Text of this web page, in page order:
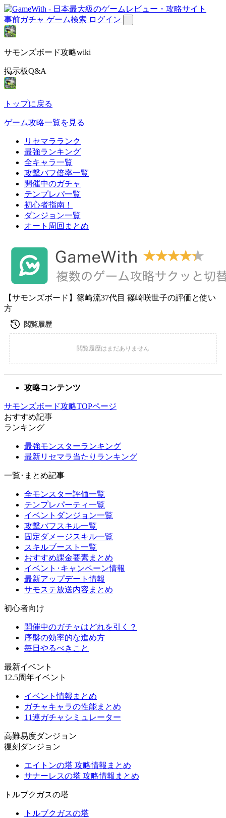
事前ガチャ ゲーム検索 ログイン
サモンズボード攻略wiki
掲示板Q&A
トップに戻る
ゲーム攻略一覧を見る
リセマラランク
最強ランキング
全キャラ一覧
攻撃バフ倍率一覧
開催中のガチャ
テンプレパ一覧
初心者指南！
ダンジョン一覧
オート周回まとめ
【サモンズボード】篠崎流37代目 篠崎咲世子の評価と使い
方
攻略コンテンツ
サモンズボード攻略TOPページ
おすすめ記事
ランキング
最強モンスターランキング
最新リセマラ当たりランキング
一覧･まとめ記事
全モンスター評価一覧
テンプレパーティ一覧
イベントダンジョン一覧
攻撃バフスキル一覧
固定ダメージスキル一覧
スキルブースト一覧
おすすめ課金要素まとめ
イベント･キャンペーン情報
最新アップデート情報
サモステ放送内容まとめ
初心者向け
開催中のガチャはどれを引く？
序盤の効率的な進め方
毎日やるべきこと
最新イベント
12.5周年イベント
イベント情報まとめ
ガチャキャラの性能まとめ
11連ガチャシミュレーター
高難易度ダンジョン
復刻ダンジョン
エイトンの塔 攻略情報まとめ
サナーレスの塔 攻略情報まとめ
トルブクガスの塔
トルブクガスの塔